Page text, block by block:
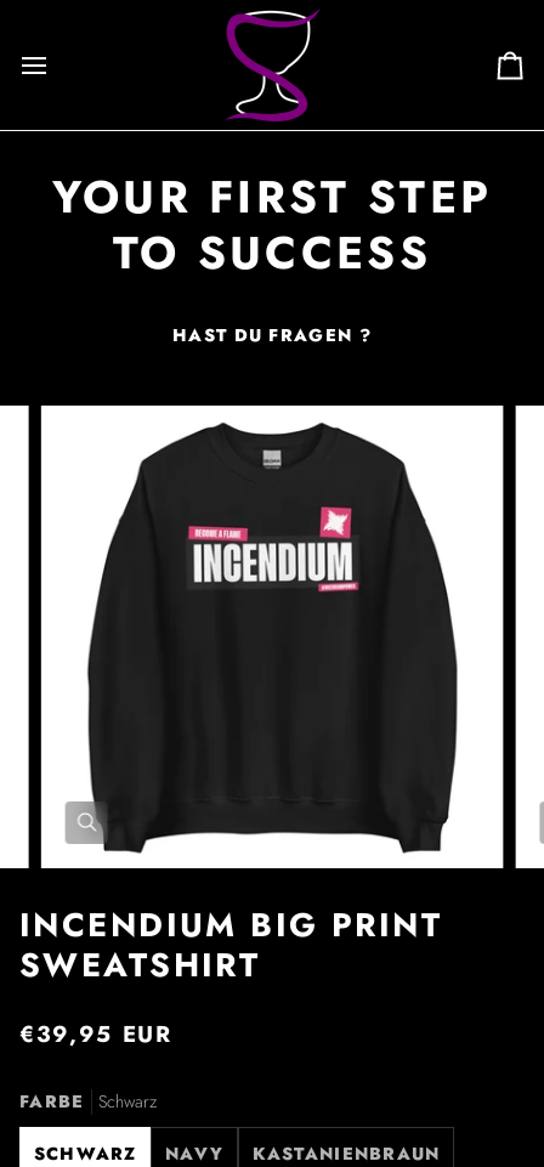
content
YOUR FIRST STEP
TO SUCCESS
HAST DU FRAGEN ?
INCENDIUM BIG PRINT
SWEATSHIRT
€39,95 EUR
FARBE Schwarz
SCHWARZ NAVY KASTANIENBRAUN